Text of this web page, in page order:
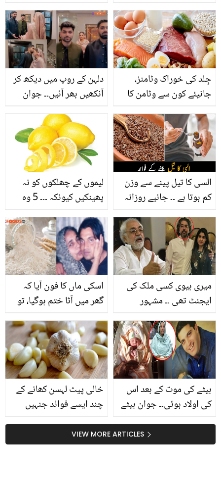
دلہن کے روپ میں دیکھ کر
آنکھیں بھر آئیں۔۔ جوان
شادی کروا کے مثال قائم کر
دی
جِلد کی خوراک وٹامنز،
جانیئے کون سے وٹامن کا
صاف اور صحت مند بنا
سکتا ہے؟
لیموں کے چھلکوں کو نہ
پھینکیں کیونکہ ۔۔۔ 5 وہ
ضروری
السی کا تیل پینے سے وزن
کم ہوتا ہے ۔۔ جانیے روزانہ
ایسے فائدے جو آپ کی بڑی
مشکلیں آسان کر سکتے ہیں
اسکی ماں کا فون آیا کہ
گھر میں آٹا ختم ہوگیا، تو
میں بیٹھ کر والدہ کی بات
سنتے ہی کیا کیا؟ ثقلین
مشتاق تعریف کئے بنا نہ رہ
سکے
میری بیوی کسی ملک کی
ایجنٹ تھی ۔۔ مشہور
نے اہلیہ کو قتل کس وجہ
سے کیا؟ پولیس کے سامنے
سچ بول دیا
خالی پیٹ لہسن کھانے کے
چند ایسے فوائد جنہیں
بنالیں گے
بیٹے کی موت کے بعد اس
کی اولاد ہوئی۔۔ جوان بیٹے
نہیں! شہید ہونے والے ان
جوانوں کے ماں باپ کی
VIEW MORE ARTICLES